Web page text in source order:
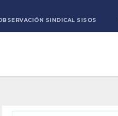
SINDICAL SISOS